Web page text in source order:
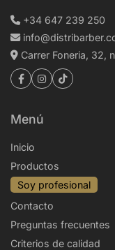
+34 647 239 250
Carrer Foneria, 32,
Menú
Inicio
Productos
Soy profesional
Contacto
Preguntas frecuentes
Criterios de calidad